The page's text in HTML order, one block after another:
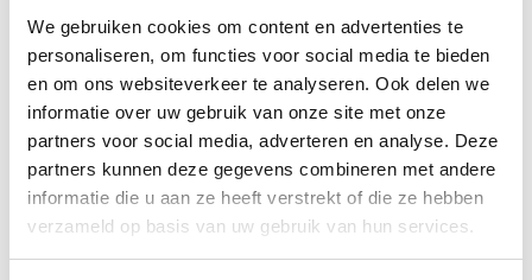
We gebruiken cookies om content en advertenties te
personaliseren, om functies voor social media te bieden
en om ons websiteverkeer te analyseren. Ook delen we
informatie over uw gebruik van onze site met onze
partners voor social media, adverteren en analyse. Deze
partners kunnen deze gegevens combineren met andere
informatie die u aan ze heeft verstrekt of die ze hebben
verzameld op basis van uw gebruik van hun services.
Laagschuimend:Geschikt voor zowel
handmatige als machinale reiniging
(schrobzuigmachine).
Toepassingen:
Alle waterbestendige vloeren en oppervlakken
Elastische vloeren, natuur- en kunststenen
vloeren
Betonnen en gepolijste vloeren